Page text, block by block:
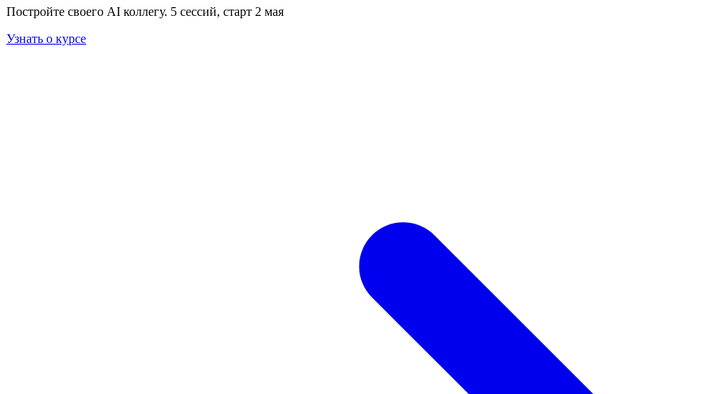
Постройте своего AI коллегу. 5 сессий, старт 2 мая
Узнать о курсе